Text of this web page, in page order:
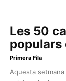
Les 50
populars
Primera Fila
Aquesta